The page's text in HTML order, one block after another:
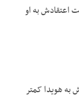
اعتقادش به او
به هویدا کمتر